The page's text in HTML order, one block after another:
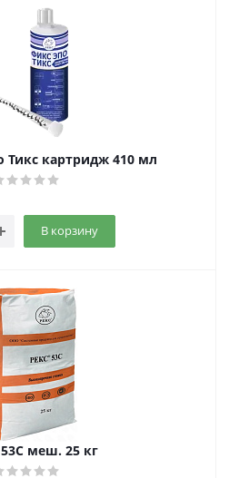
Тикс картридж 410 мл
В корзину
меш. 25 кг